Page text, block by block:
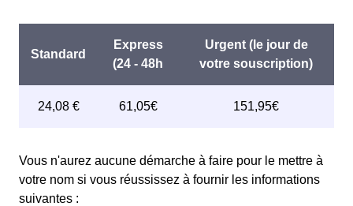
Vous n'aurez aucune démarche à faire pour le mettre à
votre nom si vous réussissez à fournir les informations
suivantes :